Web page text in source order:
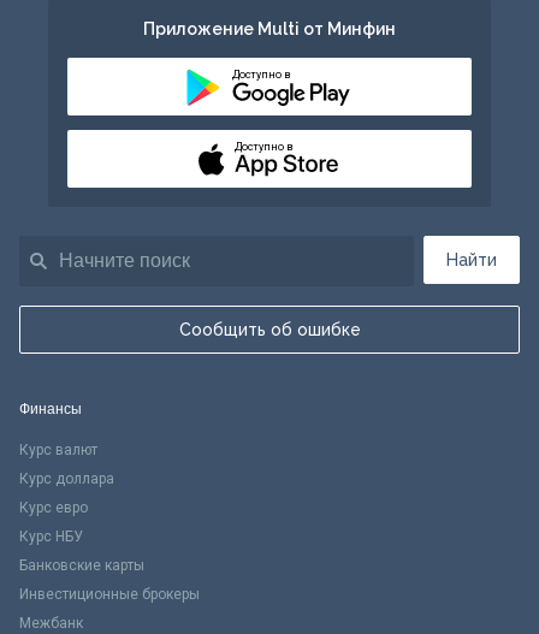
Найти
Сообщить об ошибке
Приложение Multi от Минфин
Доступно в
Доступно в
Финансы
Курс валют
Курс доллара
Курс евро
Курс НБУ
Банковские карты
Инвестиционные брокеры
Межбанк